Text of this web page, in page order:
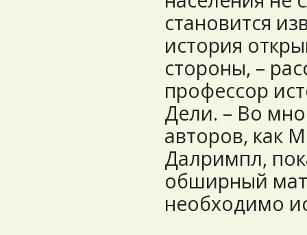
становится
история
стороны, –
профессор
Дели. – Во
авторов, как
Далримпл,
обширный
необходимо